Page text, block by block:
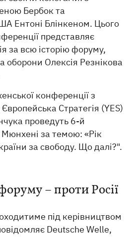
Бербок та
Ентоні Блінкеном. Цього
представляє
за всю історію форуму,
оборони Олексія Резнікова
конференції з
Стратегія (YES)
проведуть 6-й
за темою: «Рік
за свободу. Що далі?".
– проти Росії
під керівництвом
Deutsche Welle,